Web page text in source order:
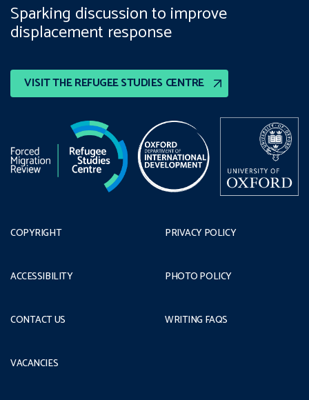
VISIT THE REFUGEE STUDIES CENTRE
Sparking discussion to improve
displacement response
COPYRIGHT
ACCESSIBILITY
CONTACT US
PRIVACY POLICY
PHOTO POLICY
WRITING FAQS
VACANCIES